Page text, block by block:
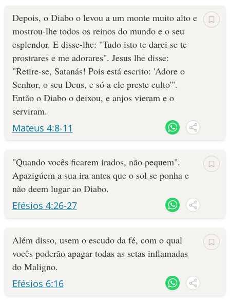
Depois, o Diabo o levou a um monte muito alto e
mostrou-lhe todos os reinos do mundo e o seu
esplendor. E disse-lhe: "Tudo isto te darei se te
prostrares e me adorares". Jesus lhe disse:
"Retire-se, Satanás! Pois está escrito: 'Adore o
Senhor, o seu Deus, e só a ele preste culto'".
Então o Diabo o deixou, e anjos vieram e o
serviram.
Mateus 4:8-11
"Quando vocês ficarem irados, não pequem".
Apazigúem a sua ira antes que o sol se ponha e
não deem lugar ao Diabo.
Efésios 4:26-27
Além disso, usem o escudo da fé, com o qual
vocês poderão apagar todas as setas inflamadas
do Maligno.
Efésios 6:16